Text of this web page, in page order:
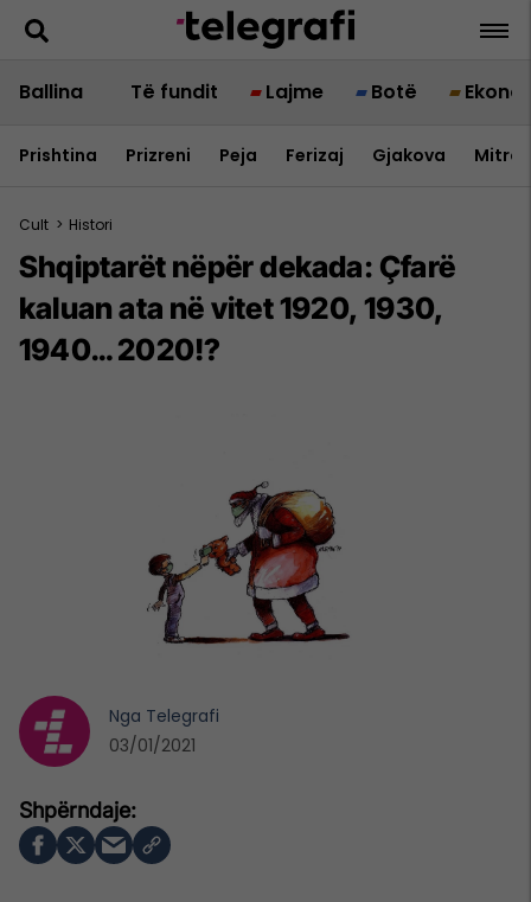
Ballina Të fundit Lajme Botë
Prishtina Prizreni Peja Ferizaj Gjakova
Cult > Histori
Shqiptarët nëpër dekada: Çfarë
kaluan ata në vitet 1920, 1930,
1940… 2020!?
Nga Telegrafi
03/01/2021